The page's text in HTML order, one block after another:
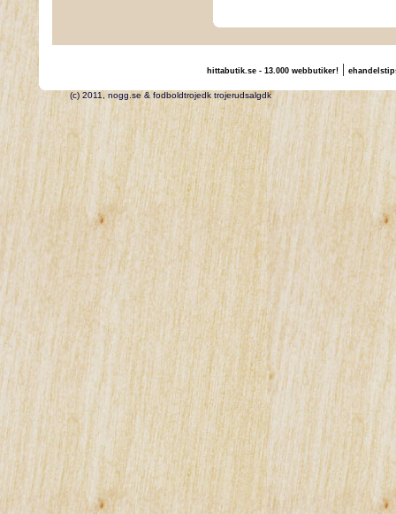
hittabutik.se - 13.000 webbutiker!|
(c) 2011, nogg.se & fodboldtrojedk trojerudsalgdk